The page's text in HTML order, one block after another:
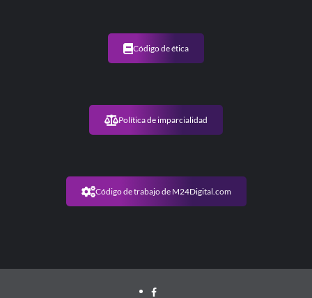
Código de ética
Política de imparcialidad
Código de trabajo de M24Digital.com